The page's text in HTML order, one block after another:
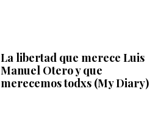
La libertad que merece Luis
Manuel Otero y que
merecemos todxs (My Diary)